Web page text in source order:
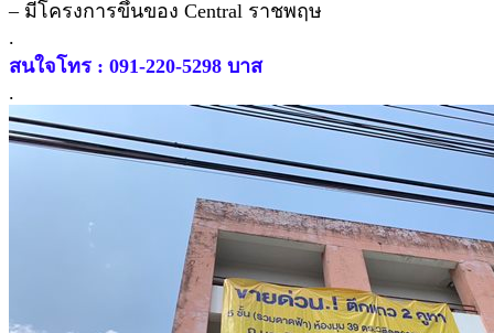
– มีโครงการขึ้นของ Central ราชพฤษ
.
สนใจโทร : 091-220-5298 บาส
.